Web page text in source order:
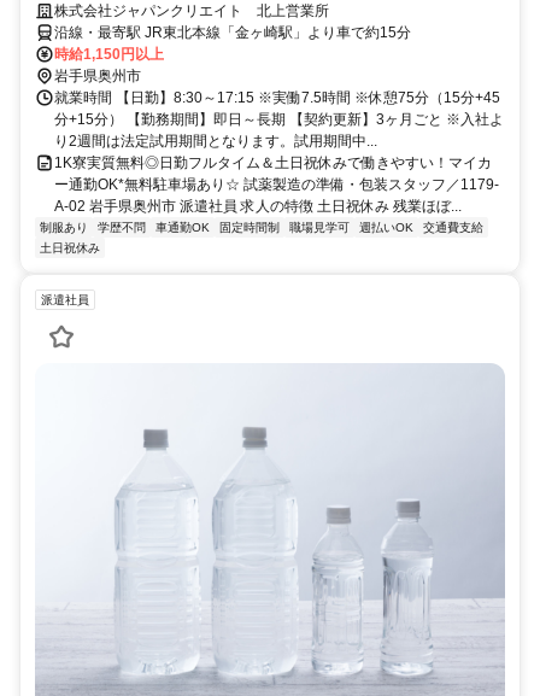
勤OK*無料駐車場あり☆
株式会社ジャパンクリエイト 北上営業所
沿線・最寄駅 JR東北本線「金ヶ崎駅」より車で約15分
時給1,150円以上
岩手県奥州市
就業時間 【日勤】8:30～17:15 ※実働7.5時間 ※休憩75分（15分+45
分+15分） 【勤務期間】即日～長期 【契約更新】3ヶ月ごと ※入社よ
り2週間は法定試用期間となります。試用期間中...
1K寮実質無料◎日勤フルタイム＆土日祝休みで働きやすい！マイカ
ー通勤OK*無料駐車場あり☆ 試薬製造の準備・包装スタッフ／1179-
A-02 岩手県奥州市 派遣社員 求人の特徴 土日祝休み 残業ほぼ...
制服あり 学歴不問 車通勤OK 固定時間制 職場見学可 週払いOK
交通費支給
土日祝休み
派遣社員